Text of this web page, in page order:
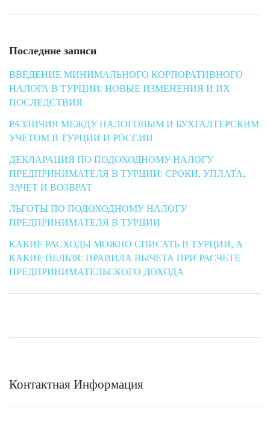
Последние записи
ВВЕДЕНИЕ МИНИМАЛЬНОГО КОРПОРАТИВНОГО
НАЛОГА В ТУРЦИИ: НОВЫЕ ИЗМЕНЕНИЯ И ИХ
ПОСЛЕДСТВИЯ
РАЗЛИЧИЯ МЕЖДУ НАЛОГОВЫМ И БУХГАЛТЕРСКИМ
УЧЕТОМ В ТУРЦИИ И РОССИИ
ДЕКЛАРАЦИЯ ПО ПОДОХОДНОМУ НАЛОГУ
ПРЕДПРИНИМАТЕЛЯ В ТУРЦИИ: СРОКИ, УПЛАТА,
ЗАЧЕТ И ВОЗВРАТ
ЛЬГОТЫ ПО ПОДОХОДНОМУ НАЛОГУ
ПРЕДПРИНИМАТЕЛЯ В ТУРЦИИ
КАКИЕ РАСХОДЫ МОЖНО СПИСАТЬ В ТУРЦИИ, А
КАКИЕ НЕЛЬЗЯ: ПРАВИЛА ВЫЧЕТА ПРИ РАСЧЕТЕ
ПРЕДПРИНИМАТЕЛЬСКОГО ДОХОДА
Контактная Информация